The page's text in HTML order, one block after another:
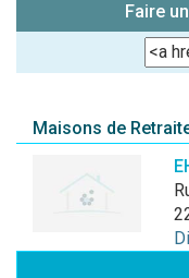
Faire
Maisons de